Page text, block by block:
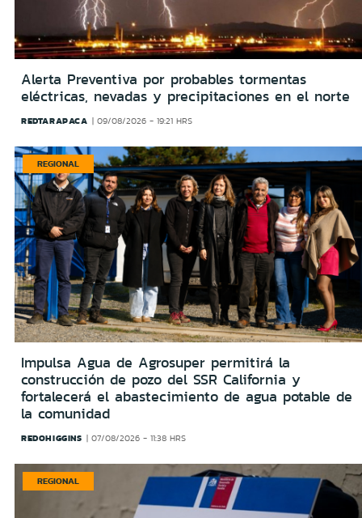
Alerta Preventiva por probables tormentas
eléctricas, nevadas y precipitaciones en el norte
REDTARAPACA 09/08/2026 - 19:21 HRS
REGIONAL
Impulsa Agua de Agrosuper permitirá la
construcción de pozo del SSR California y
fortalecerá el abastecimiento de agua potable de
la comunidad
REDOHIGGINS 07/08/2026 - 11:38 HRS
REGIONAL